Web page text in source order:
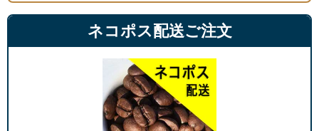
ネコポス配送ご注文